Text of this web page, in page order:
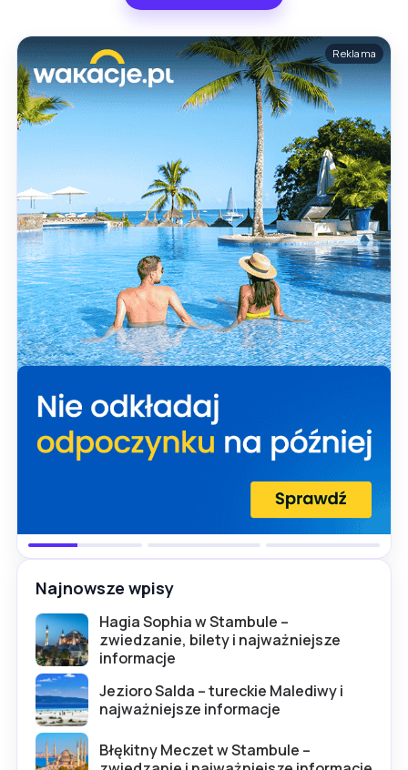
Reklama
Najnowsze wpisy
Hagia Sophia w Stambule –
zwiedzanie, bilety i najważniejsze
informacje
Jezioro Salda – tureckie Malediwy i
najważniejsze informacje
Błękitny Meczet w Stambule –